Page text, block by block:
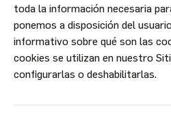
toda la información necesaria
ponemos a disposición del
informativo sobre qué son las
cookies se utilizan en nuestro
configurarlas o deshabilitarlas.